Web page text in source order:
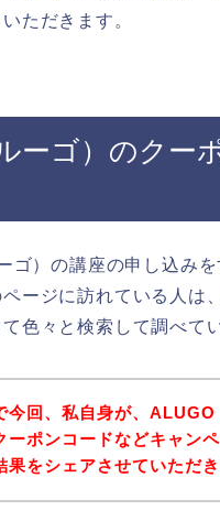
ただきます。
ーゴ）のクー
ゴ）の講座の申し込み
ージに訪れている人は
色々と検索して調べて
今回、私自身が、
ーポンコードなどキャン
果をシェアさせていただき